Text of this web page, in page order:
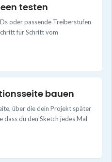
testen
oder passende Treiberstufen
für Schritt vom
bauen
über die dein Projekt später
dass du den Sketch jedes Mal